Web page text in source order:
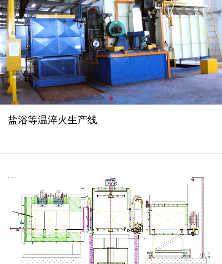
盐浴等温淬火生产线